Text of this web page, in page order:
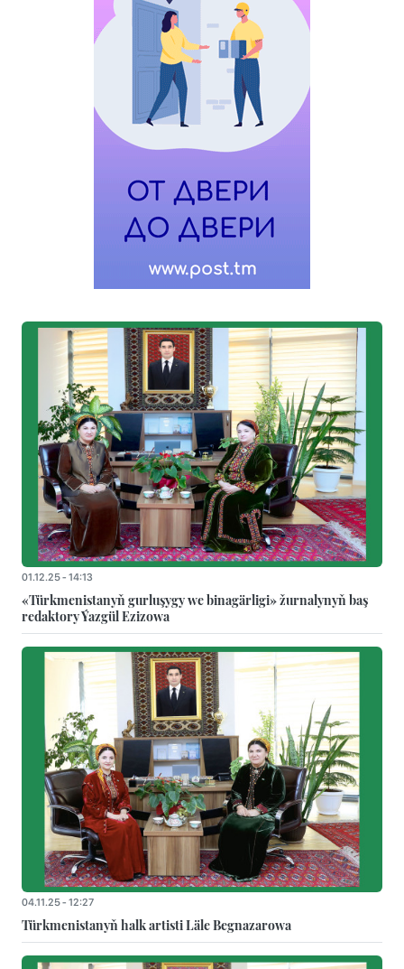
01.12.25 - 14:13
«Türkmenistanyň gurluşygy we binagärligi» žurnalynyň baş
redaktory Ýazgül Ezizowa
04.11.25 - 12:27
Türkmenistanyň halk artisti Läle Begnazarowa